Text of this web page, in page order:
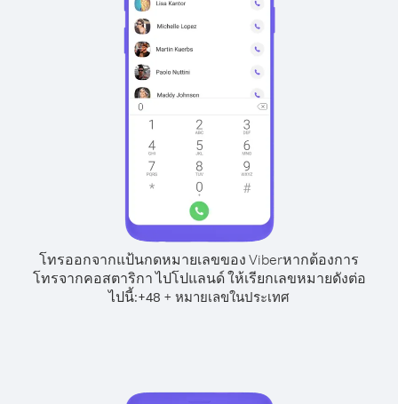
โทรออกจากแป้นกดหมายเลขของ Viberหากต้องการ
โทรจากคอสตาริกา ไปโปแลนด์ ให้เรียกเลขหมายดังต่อ
ไปนี้:+48 + หมายเลขในประเทศ